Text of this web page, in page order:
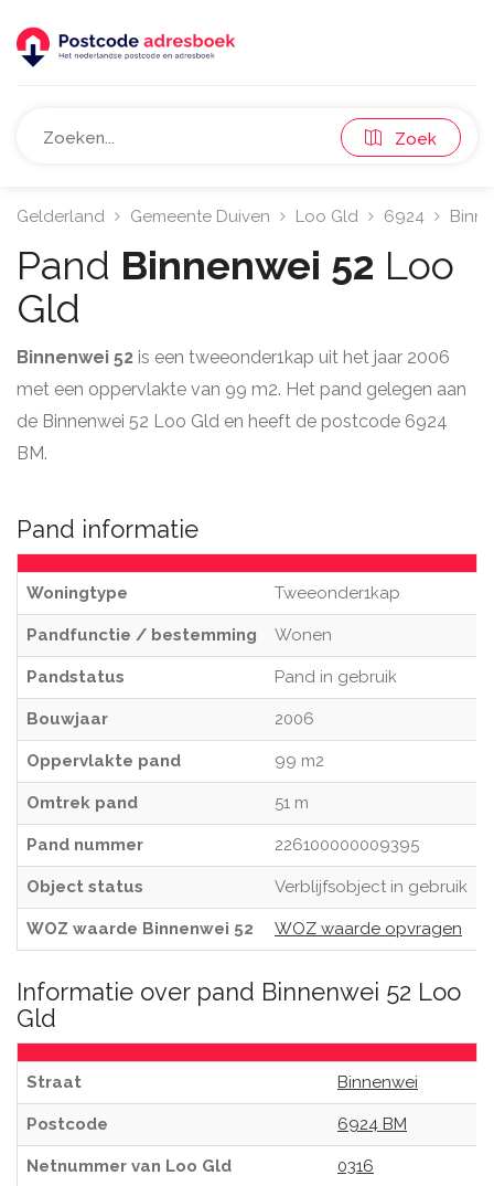
Zoek
Gelderland Gemeente Duiven Loo Gld 6924
Pand Binnenwei 52 Loo
Gld
Binnenwei 52 is een tweeonder1kap uit het jaar 2006
met een oppervlakte van 99 m2. Het pand gelegen aan
de Binnenwei 52 Loo Gld en heeft de postcode 6924
BM.
Pand informatie
Woningtype Tweeonder1kap
Pandfunctie / bestemming Wonen
Pandstatus Pand in gebruik
Bouwjaar 2006
Oppervlakte pand 99 m2
Omtrek pand 51 m
Pand nummer 226100000009395
Object status Verblijfsobject in gebruik
WOZ waarde Binnenwei 52 WOZ waarde opvragen
Informatie over pand Binnenwei 52 Loo
Gld
Straat Binnenwei
Postcode 6924 BM
Netnummer van Loo Gld 0316